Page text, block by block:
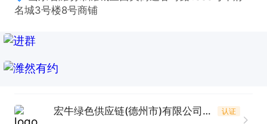
名城3号楼8号商铺
宏牛绿色供应链(德州市)有限公司潍坊分公司 认证